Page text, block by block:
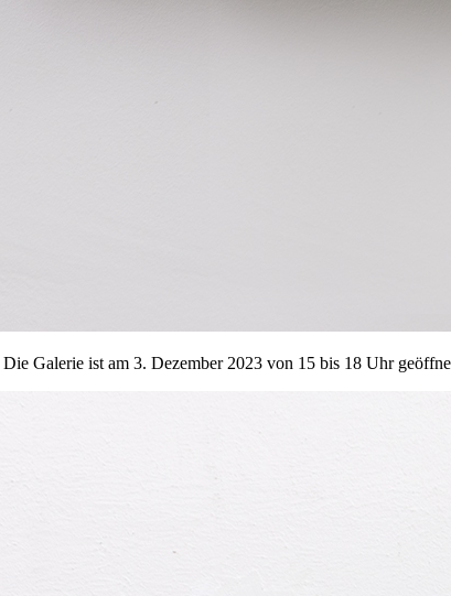
Galerie ist am 3. Dezember 2023 von 15 bis 18 Uhr